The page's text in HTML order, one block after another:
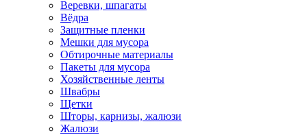
Веревки, шпагаты
Вёдра
Защитные пленки
Мешки для мусора
Обтирочные материалы
Пакеты для мусора
Хозяйственные ленты
Швабры
Щетки
Шторы, карнизы, жалюзи
Жалюзи